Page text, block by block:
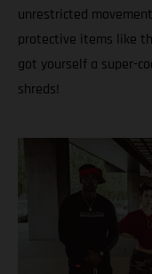
unrestricted
protective items like
got yourself a super-
shreds!